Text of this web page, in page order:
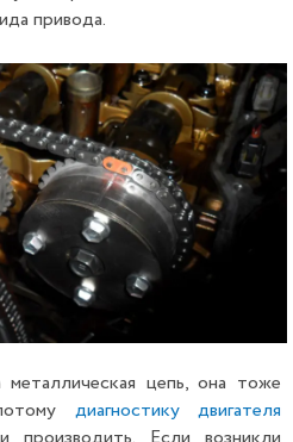
привода.
цепь, она тоже
диагностику двигателя